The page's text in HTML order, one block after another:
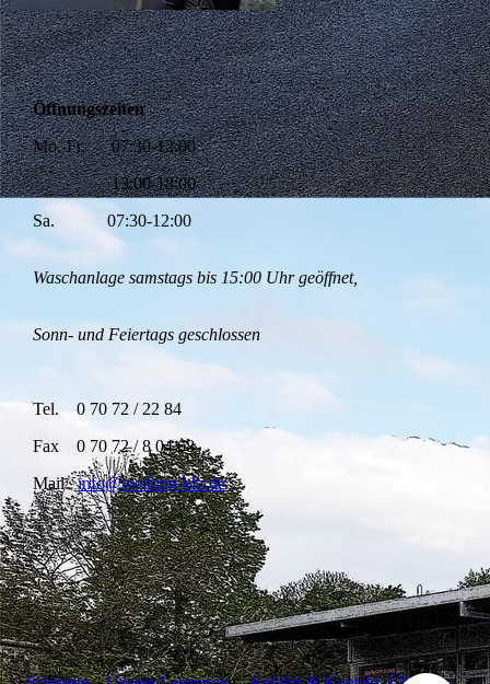
Öffnungszeiten
Mo.-Fr. 07:30-12:00
13:00-18:00
Sa. 07:30-12:00
Waschanlage samstags bis 15:00 Uhr geöffnet,
Sonn- und Feiertags geschlossen
Tel. 0 70 72 / 22 84
Fax 0 70 72 / 8 04 68
Mail:info@weihing-kfz.de